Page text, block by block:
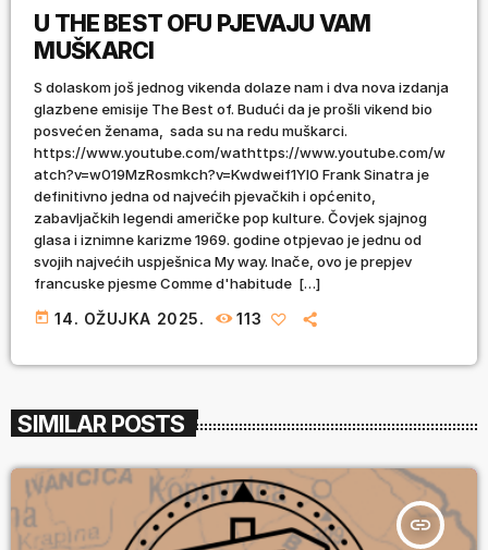
U THE BEST OFU PJEVAJU VAM
MUŠKARCI
S dolaskom još jednog vikenda dolaze nam i dva nova izdanja
glazbene emisije The Best of. Budući da je prošli vikend bio
posvećen ženama, sada su na redu muškarci.
https://www.youtube.com/wathttps://www.youtube.com/w
atch?v=w019MzRosmkch?v=Kwdweif1YI0 Frank Sinatra je
definitivno jedna od najvećih pjevačkih i općenito,
zabavljačkih legendi američke pop kulture. Čovjek sjajnog
glasa i iznimne karizme 1969. godine otpjevao je jednu od
svojih najvećih uspješnica My way. Inače, ovo je prepjev
francuske pjesme Comme d'habitude […]
today 14. OŽUJKA 2025. 113
SIMILAR POSTS
insert_link